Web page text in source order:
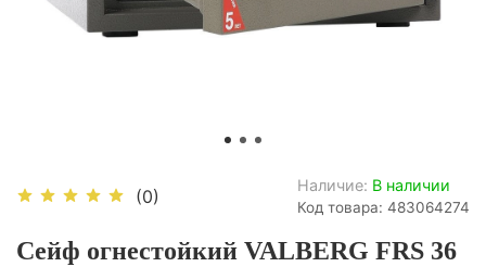
(0)
Наличие: В наличии
Код товара: 483064274
Сейф огнестойкий VALBERG FRS 36